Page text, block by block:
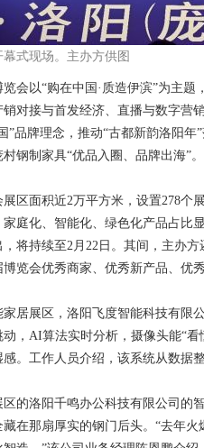
幕式现场。主办方供图
以“购在中国·质造伊滨”为主题
销对接与首发经济、直播与数字营
”品牌理念，推动“古都新韵洛阳
钢制家具“优品入圈、品牌出海”。
面积近2万平方米，设置278个
家庭化、智能化、绿色化产品占比
，将持续至2月22日。其间，主办
览会优秀商家、优秀新产品、优
展区，洛阳飞度智能科技有限公
，AI算法实时分析，摄像头能“
。工作人员介绍，该系统从数据
洛阳千鸣办公科技有限公司的智
藏在那扇厚实的钢门后头。“去年